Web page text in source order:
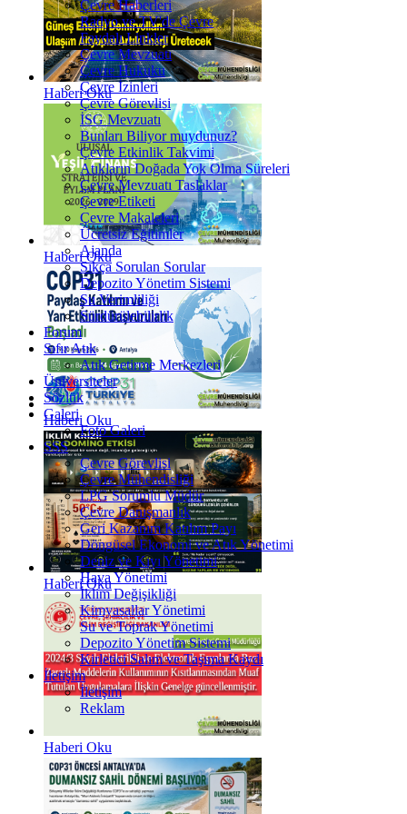
Haberi Oku
Haberi Oku
Haberi Oku
Haberi Oku
Haberi Oku
Çevre Haberleri
Radyo ve TV'de Çevre
Faydalı Linkler
Çevre Mevzuatı
Çevre Hukuku
Çevre İzinleri
Çevre Görevlisi
İSG Mevzuatı
Bunları Biliyor muydunuz?
Çevre Etkinlik Takvimi
Atıkların Doğada Yok Olma Süreleri
Çevre Mevzuatı Taslaklar
Çevre Etiketi
Çevre Makaleleri
Ücretsiz Eğitimler
Ajanda
Sıkça Sorulan Sorular
Depozito Yönetim Sistemi
Su Verimliliği
Sürdürülebilirlik
Forum
Sıfır Atık
Atık Getirme Merkezleri
Üniversiteler
Sözlük
Galeri
Foto Galeri
SSS
Çevre Görevlisi
Çevre Mühendisliği
LPG Sorumlu Müdür
Çevre Danışmanlık
Geri Kazanım Katılım Payı
Döngüsel Ekonomi ve Atık Yönetimi
Deniz ve Kıyı Yönetimi
Hava Yönetimi
İklim Değişikliği
Kimyasallar Yönetimi
Su ve Toprak Yönetimi
Depozito Yönetim Sistemi
Kirletici Salım ve Taşıma Kaydı
İletişim
İletişim
Reklam